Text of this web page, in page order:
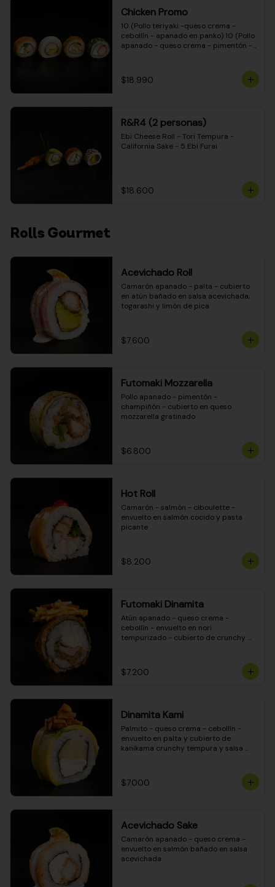
teriyaki - queso crema - cebollín -
envuelto en masa tempura) 10
(Pimentón - queso crema - cebollín -
envuelto en masa tempura)
Chicken Promo
10 (Pollo teriyaki -queso crema -
cebollín - apanado en panko) 10 (Pollo
apanado - queso crema - pimentón -
ciboulette) 10 (Pollo teriyaki - palta -
envuelto en queso crema)
$18.990
R&R4 (2 personas)
Ebi Cheese Roll - Tori Tempura -
California Sake - 5 Ebi Furai
$18.600
Rolls Gourmet
Acevichado Roll
Camarón apanado - palta - cubierto
en atún bañado en salsa acevichada,
togarashi y limón de pica
$7.600
Futomaki Mozzarella
Pollo apanado - pimentón -
champiñón - cubierto en queso
mozzarella gratinado
$6.800
Hot Roll
Camarón - salmón - ciboulette -
envuelto en salmón cocido y pasta
picante
$8.200
Futomaki Dinamita
Atún apanado - queso crema -
cebollín - envuelto en nori
tempurizado - cubierto de crunchy
$7.200
Dinamita Kami
Palmito - queso crema - cebollín -
envuelto en palta y cubierto de
kanikama crunchy tempura y salsa
$7.000
Acevichado Sake
Camarón apanado - queso crema -
envuelto en salmón bañado en salsa
acevichada